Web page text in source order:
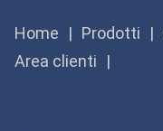
Home Prodotti
Area clienti